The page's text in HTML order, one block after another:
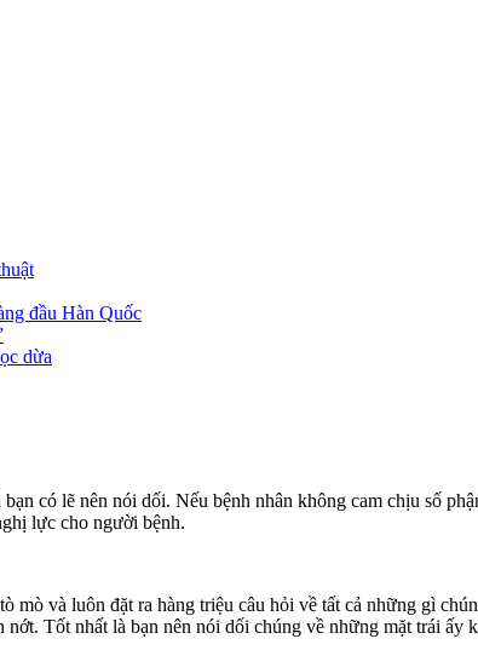
đầu Hàn Quốc
dừa
có lẽ nên nói dối. Nếu bệnh nhân không cam chịu số
lực cho người bệnh.
mò và luôn đặt ra hàng triệu câu hỏi về tất cả những gì
Tốt nhất là bạn nên nói dối chúng về những mặt trái ấy